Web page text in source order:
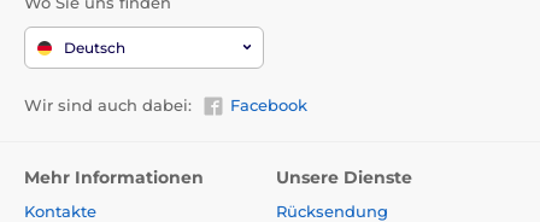
Deutsch
Wir sind auch dabei: Facebook
Mehr Informationen
Kontakte
Unsere Dienste
Rücksendung